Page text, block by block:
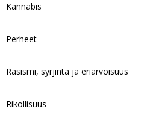
Kannabis
Perheet
Rasismi, syrjintä ja eriarvoisuus
Rikollisuus